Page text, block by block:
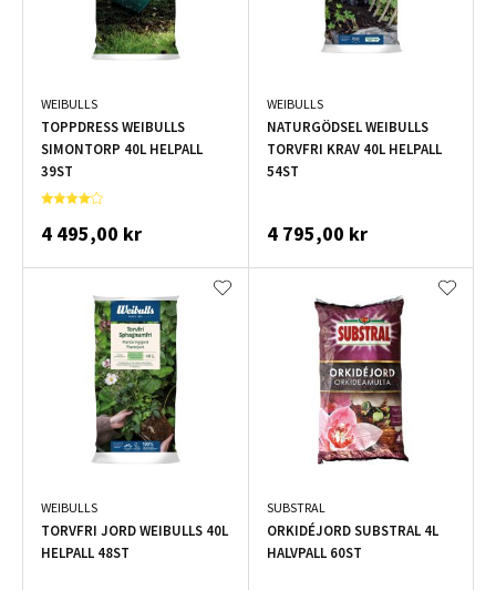
WEIBULLS
TOPPDRESS WEIBULLS
SIMONTORP 40L HELPALL
39ST
4 495,00 kr
WEIBULLS
NATURGÖDSEL WEIBULLS
TORVFRI KRAV 40L HELPALL
54ST
4 795,00 kr
WEIBULLS
TORVFRI JORD WEIBULLS 40L
HELPALL 48ST
SUBSTRAL
ORKIDÉJORD SUBSTRAL 4L
HALVPALL 60ST